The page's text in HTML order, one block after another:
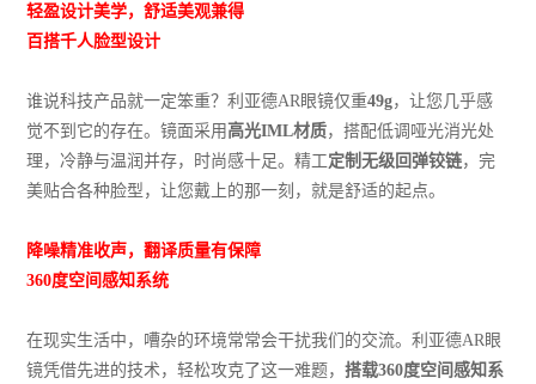
轻盈设计美学，舒适美观兼得
百搭千人脸型设计
谁说科技产品就一定笨重？利亚德AR眼镜仅重49g，让您几乎感
觉不到它的存在。镜面采用高光IML材质，搭配低调哑光消光处
理，冷静与温润并存，时尚感十足。精工定制无级回弹铰链，完
美贴合各种脸型，让您戴上的那一刻，就是舒适的起点。
降噪精准收声，翻译质量有保障
360度空间感知系统
在现实生活中，嘈杂的环境常常会干扰我们的交流。利亚德AR眼
镜凭借先进的技术，轻松攻克了这一难题，搭载360度空间感知系